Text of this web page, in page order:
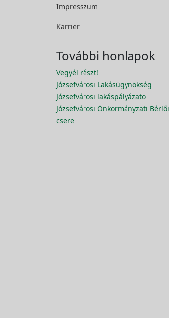
Impresszum
Karrier
További honlapok
Vegyél részt!
Józsefvárosi Lakásügynökség
Józsefvárosi lakáspályázato
Józsefvárosi Önkormányzati Bérlői
csere